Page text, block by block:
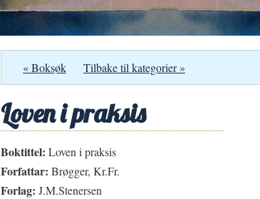
« Boksøk Tilbake til kategorier »
Loven i praksis
Boktittel: Loven i praksis
Forfattar: Brøgger, Kr.Fr.
Forlag: J.M.Stenersen